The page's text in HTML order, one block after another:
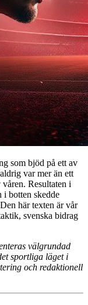
som bjöd på ett av
var mer än ett
Resultaten i
i botten skedde
här texten är vår
svenska bidrag
välgrundad
sportliga läget i
och redaktionell